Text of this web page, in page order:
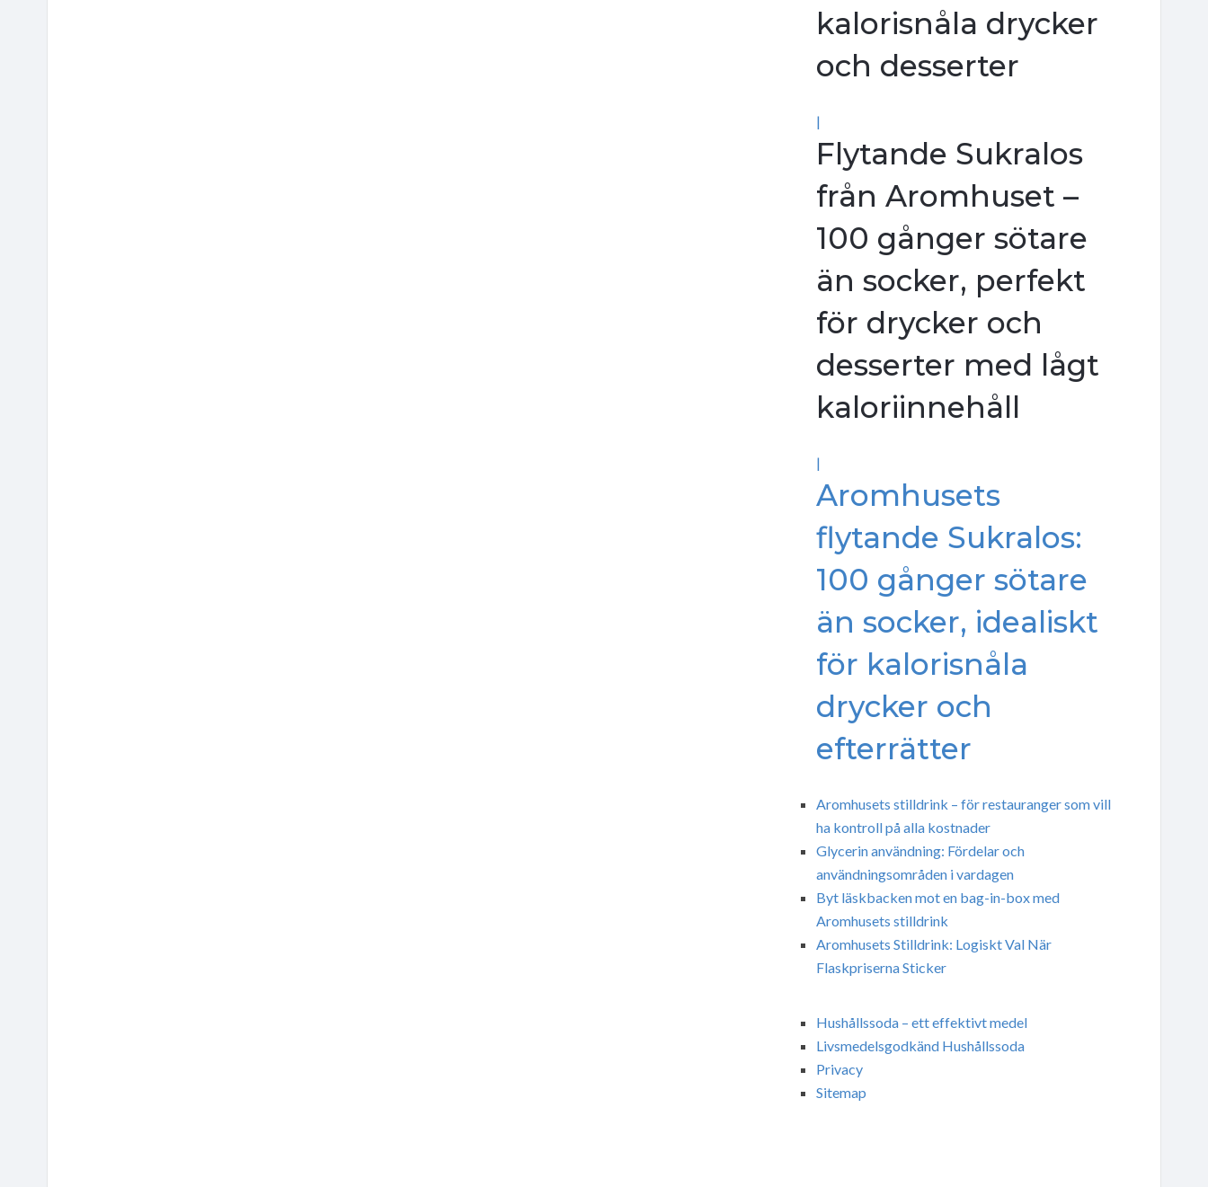
kalorisnåla drycker
och desserter
|
Flytande Sukralos
från Aromhuset –
100 gånger sötare
än socker, perfekt
för drycker och
desserter med lågt
kaloriinnehåll
|
Aromhusets
flytande Sukralos:
100 gånger sötare
än socker, idealiskt
för kalorisnåla
drycker och
efterrätter
Aromhusets stilldrink – för restauranger som vill
ha kontroll på alla kostnader
Glycerin användning: Fördelar och
användningsområden i vardagen
Byt läskbacken mot en bag-in-box med
Aromhusets stilldrink
Aromhusets Stilldrink: Logiskt Val När
Flaskpriserna Sticker
Hushållssoda – ett effektivt medel
Livsmedelsgodkänd Hushållssoda
Privacy
Sitemap